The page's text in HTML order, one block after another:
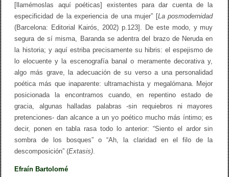
P
p
a
q
u
o
[llamémoslas aquí poéticas] existentes para dar cuenta de la
especificidad de la experiencia de una mujer” [La posmodernidad
(Barcelona: Editorial Kairós, 2002) p.123]. De este modo, y muy
segura de sí misma, Baranda se adentra del brazo de Neruda en
la historia; y aquí estriba precisamente su hibris: el espejismo de
lo elocuente y la escenografía banal o meramente decorativa y,
algo más grave, la adecuación de su verso a una personalidad
poética más que inaparente: ultramachista y megalómana. Mejor
posicionada la encontramos cuando, en repentino estado de
gracia, algunas halladas palabras -sin requiebros ni mayores
pretenciones- dan alcance a un yo poético mucho más íntimo; es
decir, ponen en tabla rasa todo lo anterior: “Siento el ardor sin
sombra de los bosques” o “Ah, la claridad en el filo de la
descomposición” (Extasis).
Efraín Bartolomé